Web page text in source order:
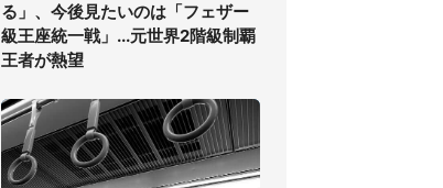
る」、今後見たいのは「フェザー
級王座統一戦」...元世界2階級制覇
王者が熱望